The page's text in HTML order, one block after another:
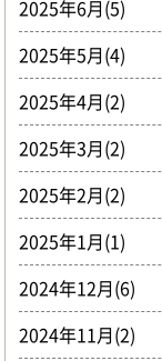
2025年6月(5)
2025年5月(4)
2025年4月(2)
2025年3月(2)
2025年2月(2)
2025年1月(1)
2024年12月(6)
2024年11月(2)